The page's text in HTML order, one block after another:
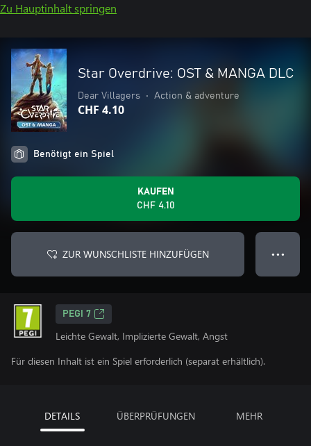
Zu Hauptinhalt springen
Star Overdrive: OST & MANGA DLC
Dear Villagers • Action & adventure
CHF 4.10
Benötigt ein Spiel
KAUFEN
CHF 4.10
ZUR WUNSCHLISTE HINZUFÜGEN ● ● ●
PEGI 7
Leichte Gewalt, Implizierte Gewalt, Angst
Für diesen Inhalt ist ein Spiel erforderlich (separat erhältlich).
DETAILS ÜBERPRÜFUNGEN MEHR